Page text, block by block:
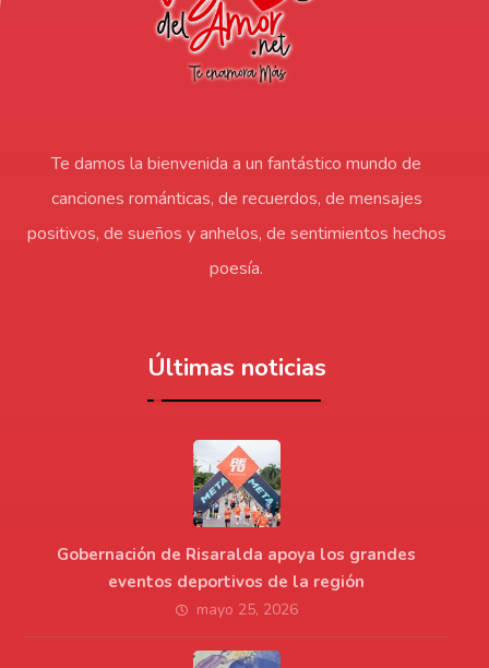
Te damos la bienvenida a un fantástico mundo de
canciones románticas, de recuerdos, de mensajes
positivos, de sueños y anhelos, de sentimientos hechos
poesía.
Últimas noticias
Gobernación de Risaralda apoya los grandes
eventos deportivos de la región
mayo 25, 2026